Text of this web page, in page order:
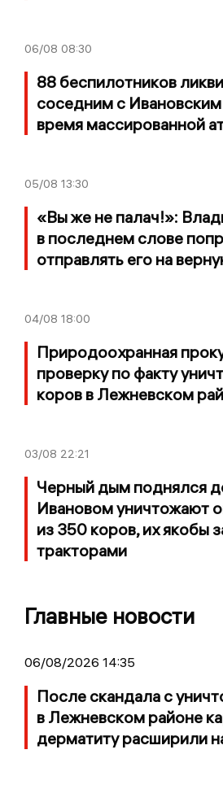
06/08 08:30
88 беспилотников
соседним с
время массированной
05/08 13:30
«Вы же не палач!»:
в последнем слове
отправлять его на
04/08 18:00
Природоохранная
проверку по факту
коров в Лежневском
03/08 22:21
Черный дым поднялся
Ивановом уничтожают
из 350 коров, их якобы
тракторами
Главные новости
06/08/2026 14:35
После скандала с
в Лежневском районе
дерматиту расширили